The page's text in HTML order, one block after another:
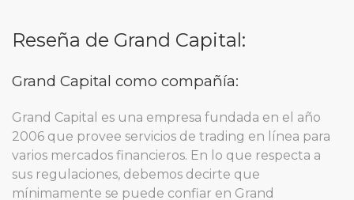
Reseña de Grand Capital:
Grand Capital como compañía:
Grand Capital es una empresa fundada en el año
2006 que provee servicios de trading en línea para
varios mercados financieros. En lo que respecta a
sus regulaciones, debemos decirte que
mínimamente se puede confiar en Grand